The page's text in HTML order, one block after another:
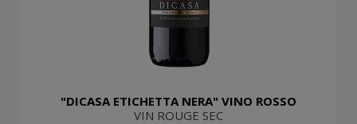
"DICASA ETICHETTA NERA" VINO ROSSO
VIN ROUGE SEC